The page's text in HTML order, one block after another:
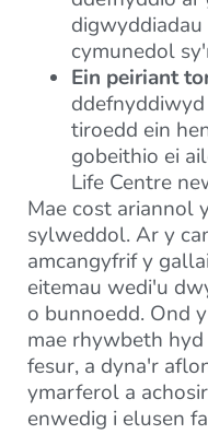
cymunedol
Ein peiriant
tiroedd ein
gobeithio ei
Life Centre
Mae cost ariannol
sylweddol. Ar y
amcangyfrif y
eitemau wedi'u
o bunnoedd. Ond
mae rhywbeth
fesur, a dyna'r
ymarferol a
enwedig i elusen